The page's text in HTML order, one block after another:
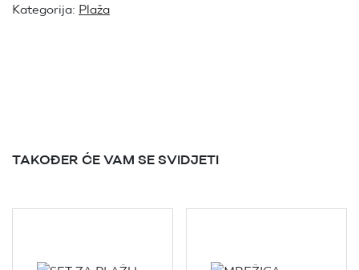
Kategorija: Plaža
TAKOĐER ĆE VAM SE SVIDJETI